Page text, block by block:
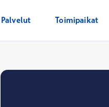
Palvelut Toimipaikat